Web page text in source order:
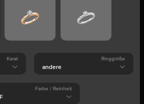
Karat Ringgröße
Farbe / Reinheit